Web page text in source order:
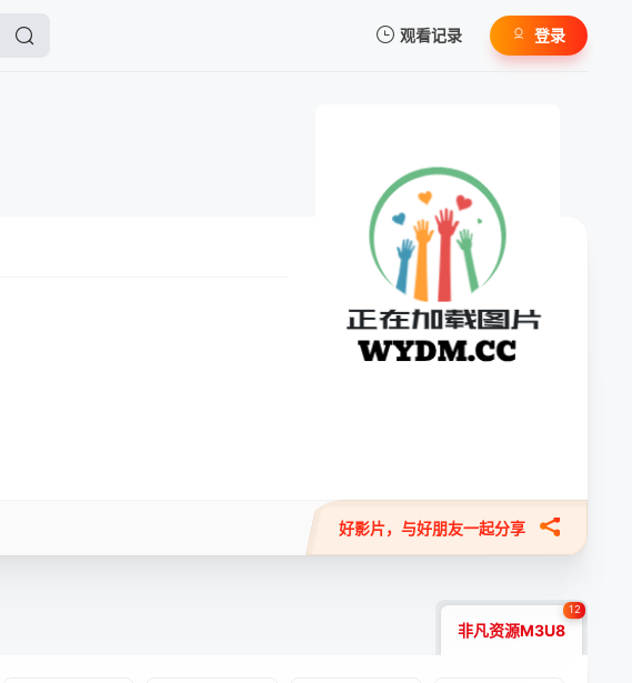
观看记录
暂无观看影片的记录
登录
好影片，与好朋友一起分享
非凡资源M3U8
12